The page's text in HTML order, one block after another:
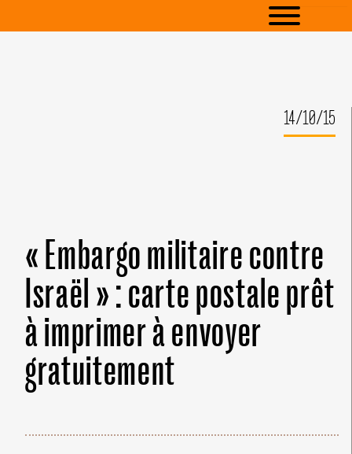
14/10/15
« Embargo militaire contre
Israël » : carte postale prêt
à imprimer à envoyer
gratuitement